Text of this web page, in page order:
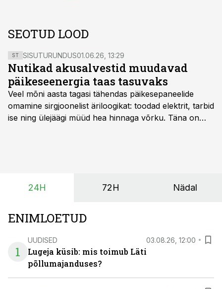
SEOTUD LOOD
ST SISUTURUNDUS01.06.26, 13:29
Nutikad akusalvestid muudavad
päikeseenergia taas tasuvaks
Veel mõni aasta tagasi tähendas päikesepaneelide
omamine sirgjoonelist äriloogikat: toodad elektrit, tarbid
ise ning ülejäägi müüd hea hinnaga võrku. Täna on
põllumajandusettevõtete jaoks üheks olulisemaks
24H 72H Nädal
ENIMLOETUD
1
UUDISED 03.08.26, 12:00
Lugeja küsib: mis toimub Läti
põllumajanduses?